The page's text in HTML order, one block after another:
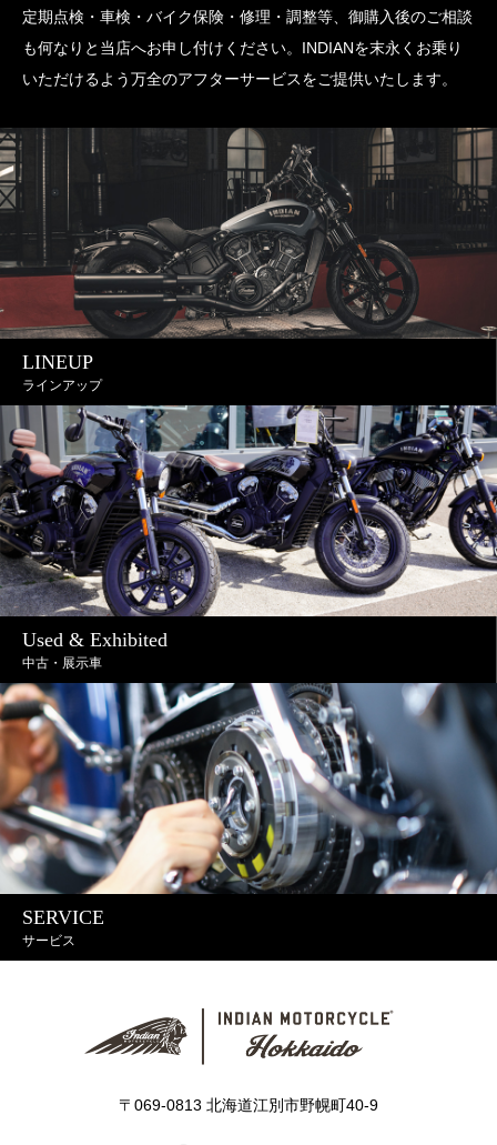
定期点検・車検・バイク保険・修理・調整等、御購入後のご相談
も何なりと当店へお申し付けください。INDIANを末永くお乗り
いただけるよう万全のアフターサービスをご提供いたします。
LINEUP
ラインアップ
Used & Exhibited
中古・展示車
SERVICE
サービス
〒069-0813 北海道江別市野幌町40-9